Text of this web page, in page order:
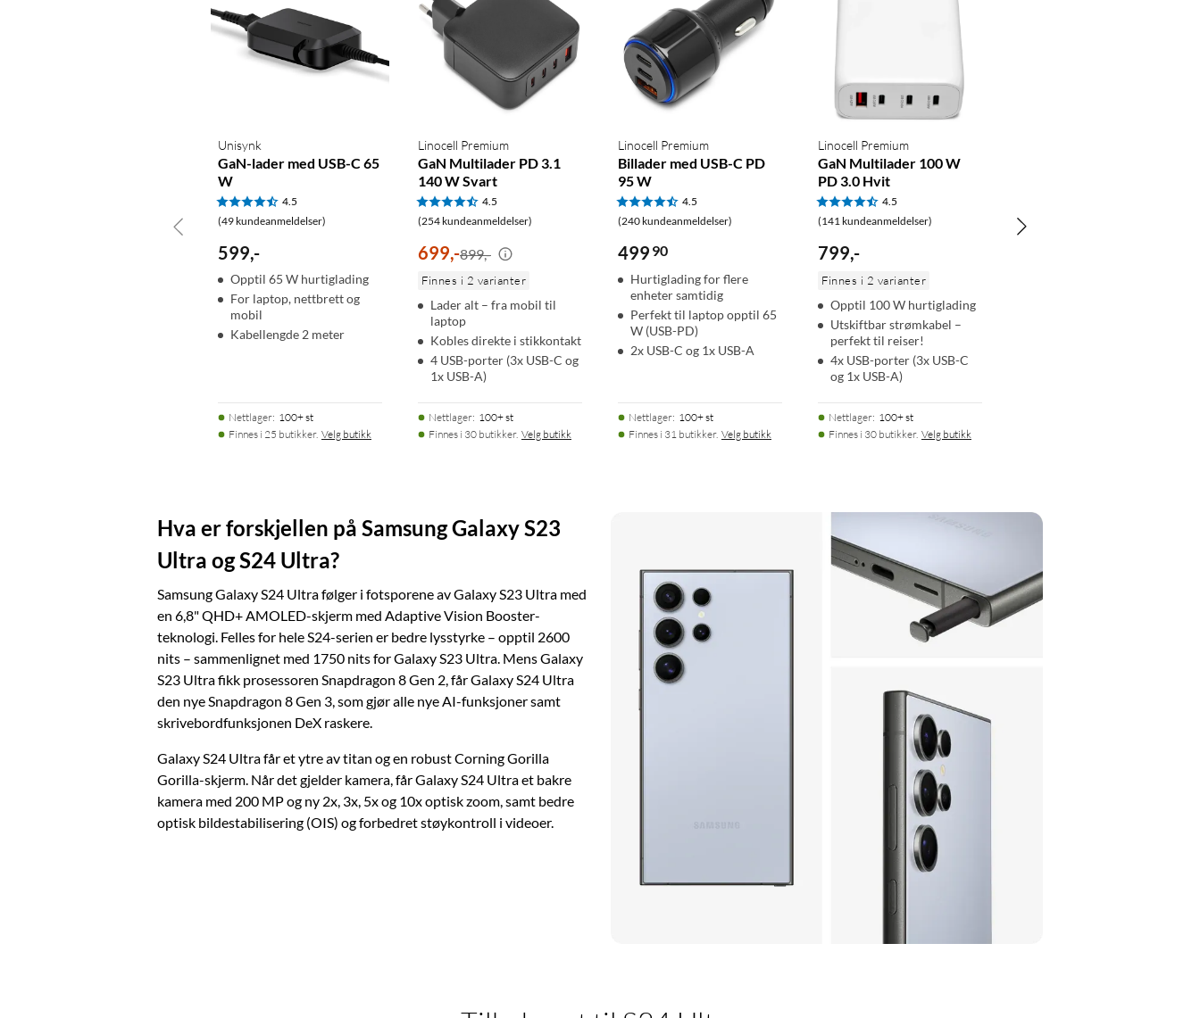
Unisynk
GaN-lader med USB-C 65
W
4.5
(49 kundeanmeldelser)
599,-
Opptil 65 W hurtiglading
For laptop, nettbrett og
mobil
Kabellengde 2 meter
Nettlager: 100+ st
Finnes i 25 butikker. Velg butikk
Linocell Premium
GaN Multilader PD 3.1
140 W Svart
4.5
(254 kundeanmeldelser)
699,-899,-
Finnes i 2 varianter
Lader alt – fra mobil til
laptop
Kobles direkte i stikkontakt
4 USB-porter (3x USB-C og
1x USB-A)
Nettlager: 100+ st
Finnes i 30 butikker. Velg butikk
Linocell Premium
Billader med USB-C PD
95 W
4.5
(240 kundeanmeldelser)
499 90
Hurtiglading for flere
enheter samtidig
Perfekt til laptop opptil 65
W (USB-PD)
2x USB-C og 1x USB-A
Nettlager: 100+ st
Finnes i 31 butikker. Velg butikk
Linocell Premium
GaN Multilader 100 W
PD 3.0 Hvit
4.5
(141 kundeanmeldelser)
799,-
Finnes i 2 varianter
Opptil 100 W hurtiglading
Utskiftbar strømkabel –
perfekt til reiser!
4x USB-porter (3x USB-C
og 1x USB-A)
Nettlager: 100+ st
Finnes i 30 butikker. Velg butikk
Hva er forskjellen på Samsung Galaxy S23
Ultra og S24 Ultra?
Samsung Galaxy S24 Ultra følger i fotsporene av Galaxy S23 Ultra med
en 6,8" QHD+ AMOLED-skjerm med Adaptive Vision Booster-
teknologi. Felles for hele S24-serien er bedre lysstyrke – opptil 2600
nits – sammenlignet med 1750 nits for Galaxy S23 Ultra. Mens Galaxy
S23 Ultra fikk prosessoren Snapdragon 8 Gen 2, får Galaxy S24 Ultra
den nye Snapdragon 8 Gen 3, som gjør alle nye AI-funksjoner samt
skrivebordfunksjonen DeX raskere.
Galaxy S24 Ultra får et ytre av titan og en robust Corning Gorilla
Gorilla-skjerm. Når det gjelder kamera, får Galaxy S24 Ultra et bakre
kamera med 200 MP og ny 2x, 3x, 5x og 10x optisk zoom, samt bedre
optisk bildestabilisering (OIS) og forbedret støykontroll i videoer.